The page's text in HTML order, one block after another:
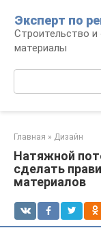
контенту
Эксперт по
Строительство
материалы
Главная » Дизайн
Натяжной
сделать
материалов